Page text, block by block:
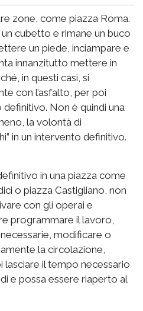
zone, come piazza Roma.
cubetto e rimane un buco
un piede, inciampare e
innanzitutto mettere in
in questi casi, si
con l’asfalto, per poi
Non è quindi una
la volontà di
in un intervento definitivo.
in una piazza come
o piazza Castigliano, non
con gli operai e
programmare il lavoro,
modificare o
la circolazione,
lasciare il tempo necessario
e possa essere riaperto al